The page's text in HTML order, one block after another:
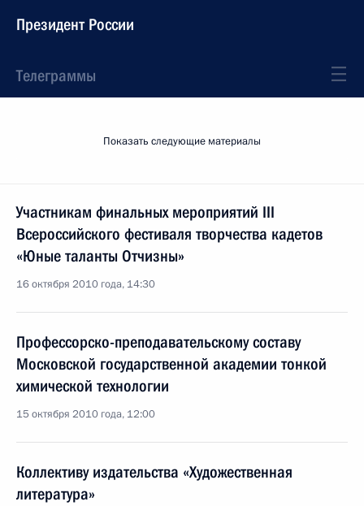
Президент России
Телеграммы
Показать следующие материалы
Участникам финальных мероприятий III
Всероссийского фестиваля творчества кадетов
«Юные таланты Отчизны»
16 октября 2010 года, 14:30
Профессорско-преподавательскому составу
Московской государственной академии тонкой
химической технологии
15 октября 2010 года, 12:00
Коллективу издательства «Художественная
литература»